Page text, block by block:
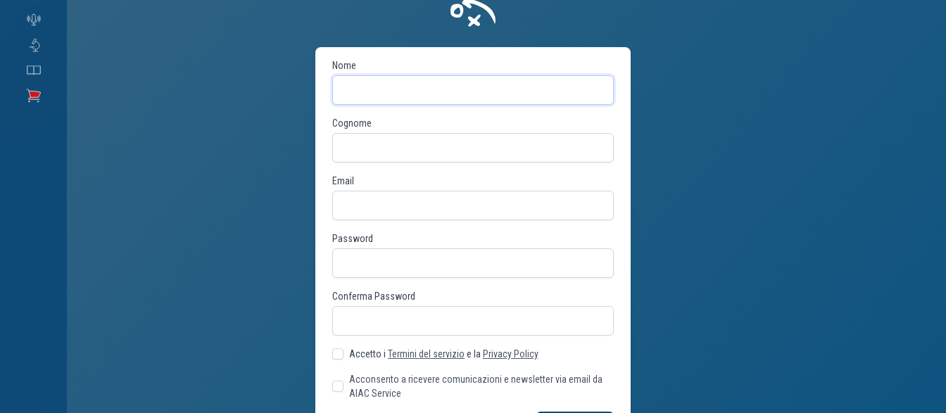
Nome
Cognome
Email
Password
Conferma Password
Accetto i Termini del servizio e la Privacy Policy
Acconsento a ricevere comunicazioni e newsletter via email da
AIAC Service